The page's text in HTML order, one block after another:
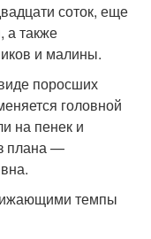
соток, еще
а также
и малины.
поросших
головной
на пенек и
плана —
темпы